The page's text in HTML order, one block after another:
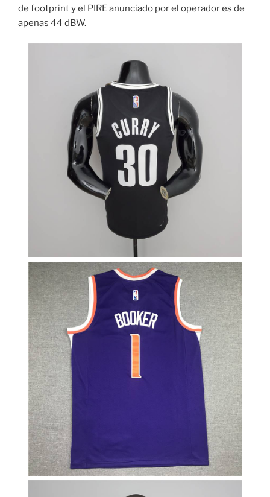
de footprint y el PIRE anunciado por el operador es de
apenas 44 dBW.